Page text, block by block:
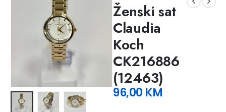
Ženski sat
Claudia
Koch
CK216886
(12463)
96,00 KM